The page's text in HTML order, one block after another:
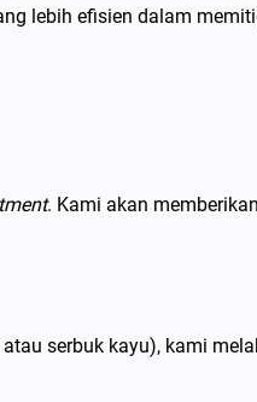
lebih efisien dalam
. Kami akan
serbuk kayu), kami